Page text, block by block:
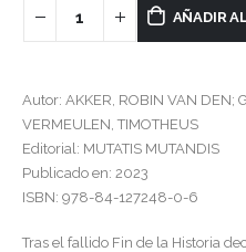
AÑADIR
Autor: AKKER, ROBIN VAN DEN;
VERMEULEN, TIMOTHEUS
Editorial: MUTATIS MUTANDIS
Publicado en: 2023
ISBN: 978-84-127248-0-6
Tras el fallido Fin de la Historia